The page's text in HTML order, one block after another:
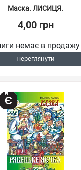
Маска. ЛИСИЦЯ.
4,00 грн
немає в продажу
Переглянути